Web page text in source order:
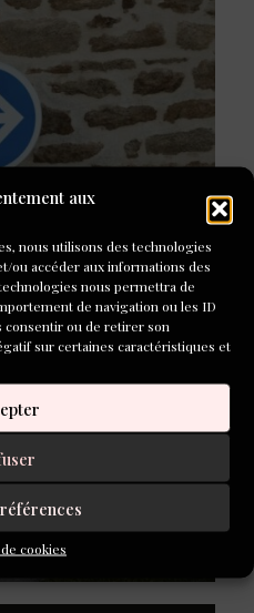
aux
nous utilisons des technologies
ou accéder aux informations des
nous permettra de
de navigation ou les ID
consentir ou de retirer son
sur certaines caractéristiques et
cookies
DE